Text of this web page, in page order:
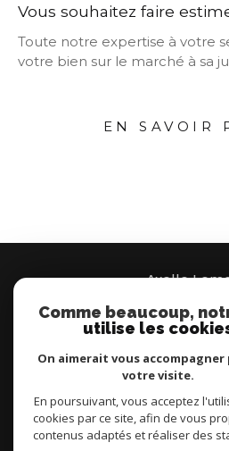
Vous souhaitez faire
Toute notre expertise à votre
votre bien sur le marché à sa
EN SAVOIR
Axelle
07 66 95
nous
Comme beaucoup,
utilise les
On aimerait vous
votre visite.
En poursuivant, vous acceptez
cookies par ce site, afin de vous
contenus adaptés et réaliser des